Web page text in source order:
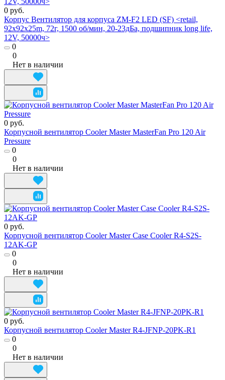
0 руб.
Корпус Вентилятор для корпуса ZM-F2 LED (SF) <retail,
92x92x25m, 72г, 1500 об/мин, 20-23дБа, подшипник long life,
12V, 50000ч>
0
0
Нет в наличии
0 руб.
Корпусной вентилятор Cooler Master MasterFan Pro 120 Air
Pressure
0
0
Нет в наличии
0 руб.
Корпусной вентилятор Cooler Master Case Cooler R4-S2S-
12AK-GP
0
0
Нет в наличии
0 руб.
Корпусной вентилятор Cooler Master R4-JFNP-20PK-R1
0
0
Нет в наличии